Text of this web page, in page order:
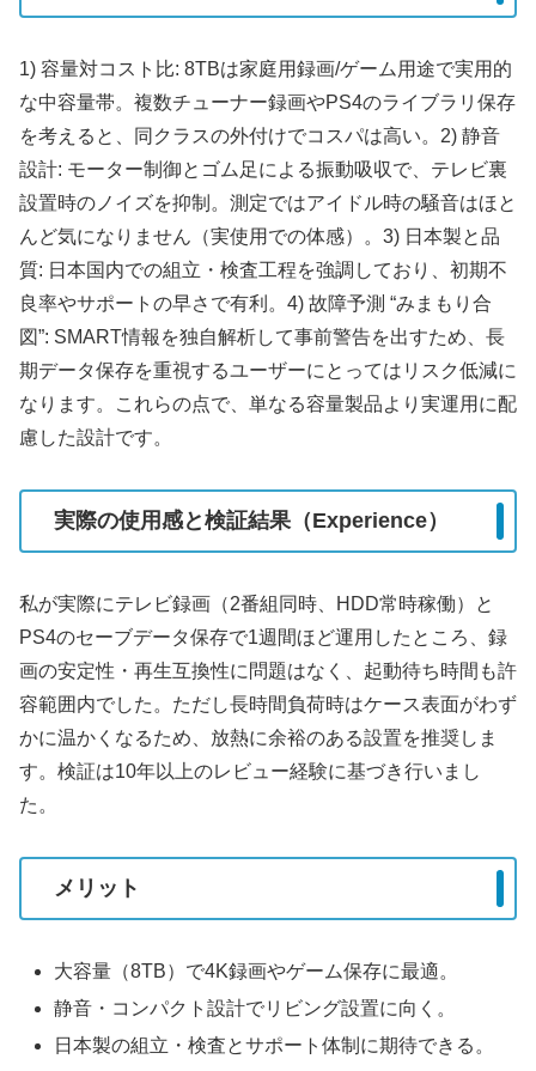
1) 容量対コスト比: 8TBは家庭用録画/ゲーム用途で実用的
な中容量帯。複数チューナー録画やPS4のライブラリ保存
を考えると、同クラスの外付けでコスパは高い。2) 静音
設計: モーター制御とゴム足による振動吸収で、テレビ裏
設置時のノイズを抑制。測定ではアイドル時の騒音はほと
んど気になりません（実使用での体感）。3) 日本製と品
質: 日本国内での組立・検査工程を強調しており、初期不
良率やサポートの早さで有利。4) 故障予測 “みまもり合
図”: SMART情報を独自解析して事前警告を出すため、長
期データ保存を重視するユーザーにとってはリスク低減に
なります。これらの点で、単なる容量製品より実運用に配
慮した設計です。
実際の使用感と検証結果（Experience）
私が実際にテレビ録画（2番組同時、HDD常時稼働）と
PS4のセーブデータ保存で1週間ほど運用したところ、録
画の安定性・再生互換性に問題はなく、起動待ち時間も許
容範囲内でした。ただし長時間負荷時はケース表面がわず
かに温かくなるため、放熱に余裕のある設置を推奨しま
す。検証は10年以上のレビュー経験に基づき行いまし
た。
メリット
大容量（8TB）で4K録画やゲーム保存に最適。
静音・コンパクト設計でリビング設置に向く。
日本製の組立・検査とサポート体制に期待できる。